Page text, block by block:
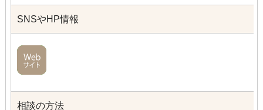
SNSやHP情報
相談の方法